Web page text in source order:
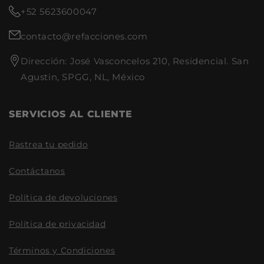
Dodge Grand Caravan 3.8 V6
V6 1990-1992
V6 1994-1995
Plymouth Voyager 2.5 L4
1991-1992
+52 5623600047
contacto@refacciones.com
Dirección: José Vasconcelos 210, Residencial. San
Agustin, SPGG, NL, México
SERVICIOS AL CLIENTE
Rastrea tu pedido
Contáctanos
Política de devoluciones
Política de privacidad
Términos y Condiciones